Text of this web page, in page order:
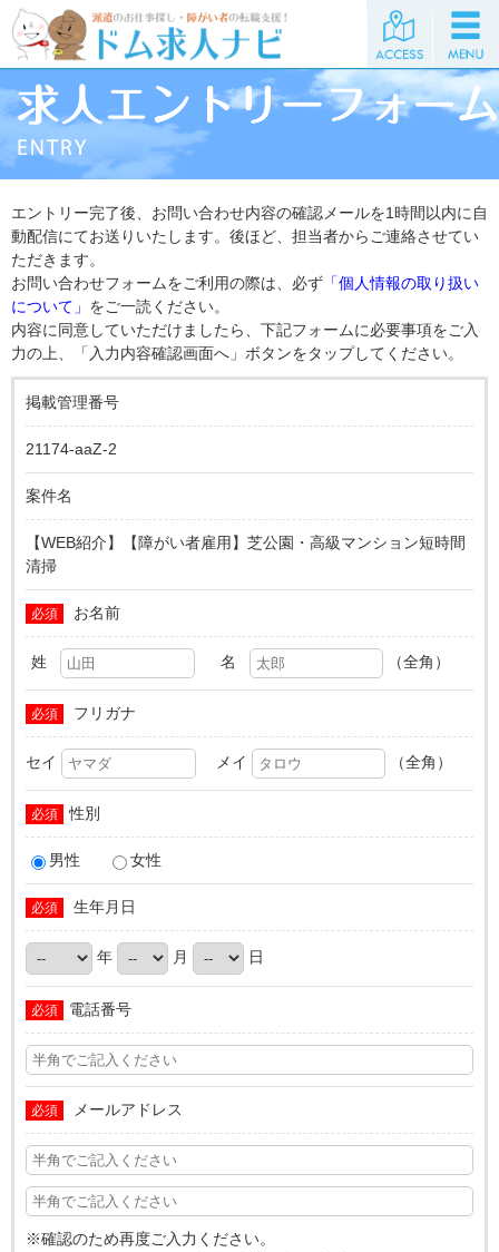
エントリー完了後、お問い合わせ内容の確認メールを1時間以内に自
動配信にてお送りいたします。後ほど、担当者からご連絡させてい
ただきます。
お問い合わせフォームをご利用の際は、必ず 「個人情報の取り扱い
について」 をご一読ください。
内容に同意していただけましたら、下記フォームに必要事項をご入
力の上、「入力内容確認画面へ」ボタンをタップしてください。
掲載管理番号
21174-aaZ-2
案件名
【WEB紹介】【障がい者雇用】芝公園・高級マンション短時間
清掃
必須 お名前
姓 名 （全角）
必須 フリガナ
セイ メイ （全角）
必須 性別
男性 女性
必須 生年月日
年 月 日
必須 電話番号
必須 メールアドレス
※確認のため再度ご入力ください。